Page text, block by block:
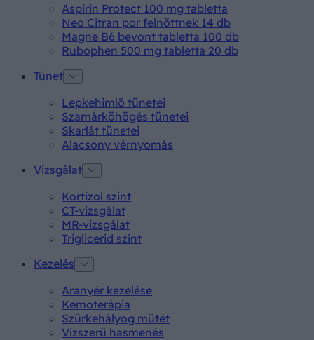
Aspirin Protect 100 mg tabletta
Neo Citran por felnőttnek 14 db
Magne B6 bevont tabletta 100 db
Rubophen 500 mg tabletta 20 db
Tünet
Lepkehimlő tünetei
Szamárköhögés tünetei
Skarlát tünetei
Alacsony vérnyomás
Vizsgálat
Kortizol szint
CT-vizsgálat
MR-vizsgálat
Triglicerid szint
Kezelés
Aranyér kezelése
Kemoterápia
Szürkehályog műtét
Vízszerű hasmenés